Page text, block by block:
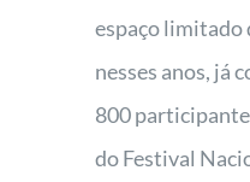
espaço limitado
nesses anos, já
800
do Festival